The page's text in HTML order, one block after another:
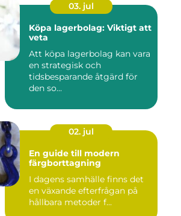
03. jul
Köpa lagerbolag: Viktigt att
veta
Att köpa lagerbolag kan vara
en strategisk och
tidsbesparande åtgärd för
den so...
02. jul
En guide till modern
färgborttagning
I dagens samhälle finns det
en växande efterfrågan på
hållbara metoder f...